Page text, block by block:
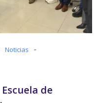
Noticias -
de